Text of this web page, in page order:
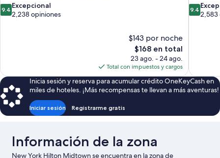
9.4
de
9.4 Excepcional
2,238 opiniones
$143 por noche
El
precio
actual
es
de
$168
$168 en total
23 ago. - 24 ago.
Total con impuestos y cargos
9.4
de
9.4
2,583
Inicia sesión y reserva para acumular crédito OneKeyCash en
miles de hoteles. ¡Más recompensas te llevan a más aventuras!
Iniciar sesión Registrarme gratis
Información de la zona
New York Hilton Midtown se encuentra en la zona de